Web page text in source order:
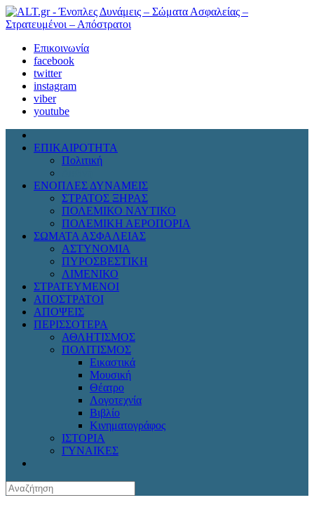
Επικοινωνία
facebook
twitter
instagram
viber
youtube
ΕΠΙΚΑΙΡΟΤΗΤΑ
Πολιτική
ΕΝΟΠΛΕΣ ΔΥΝΑΜΕΙΣ
ΣΤΡΑΤΟΣ ΞΗΡΑΣ
ΠΟΛΕΜΙΚΟ ΝΑΥΤΙΚΟ
ΠΟΛΕΜΙΚΗ ΑΕΡΟΠΟΡΙΑ
ΣΩΜΑΤΑ ΑΣΦΑΛΕΙΑΣ
ΑΣΤΥΝΟΜΙΑ
ΠΥΡΟΣΒΕΣΤΙΚΗ
ΛΙΜΕΝΙΚΟ
ΣΤΡΑΤΕΥΜΕΝΟΙ
ΑΠΟΣΤΡΑΤΟΙ
ΑΠΟΨΕΙΣ
ΠΕΡΙΣΣΟΤΕΡΑ
ΑΘΛΗΤΙΣΜΟΣ
ΠΟΛΙΤΙΣΜΟΣ
Εικαστικά
Μουσική
Θέατρο
Λογοτεχνία
Βιβλίο
Κινηματογράφος
ΙΣΤΟΡΙΑ
ΓΥΝΑΙΚΕΣ